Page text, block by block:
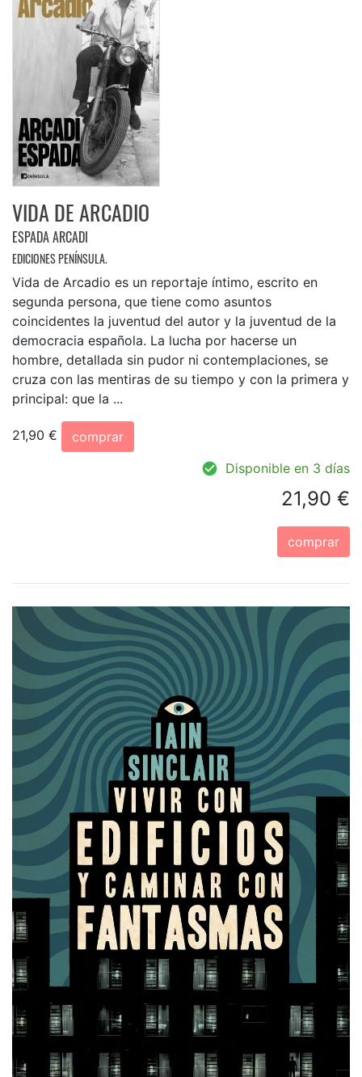
VIDA DE ARCADIO
ESPADA ARCADI
EDICIONES PENÍNSULA.
Vida de Arcadio es un reportaje íntimo, escrito en
segunda persona, que tiene como asuntos
coincidentes la juventud del autor y la juventud de la
democracia española. La lucha por hacerse un
hombre, detallada sin pudor ni contemplaciones, se
cruza con las mentiras de su tiempo y con la primera y
principal: que la ...
21,90 €
comprar
Disponible en 3 días
21,90 €
comprar